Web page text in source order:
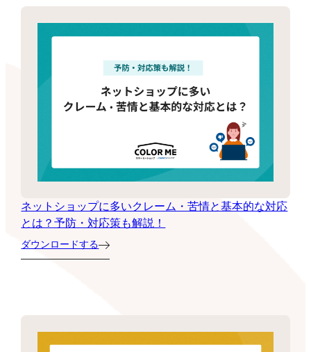
ネットショップに多いクレーム・苦情と基本的な対応
とは？予防・対応策も解説！
ダウンロードする